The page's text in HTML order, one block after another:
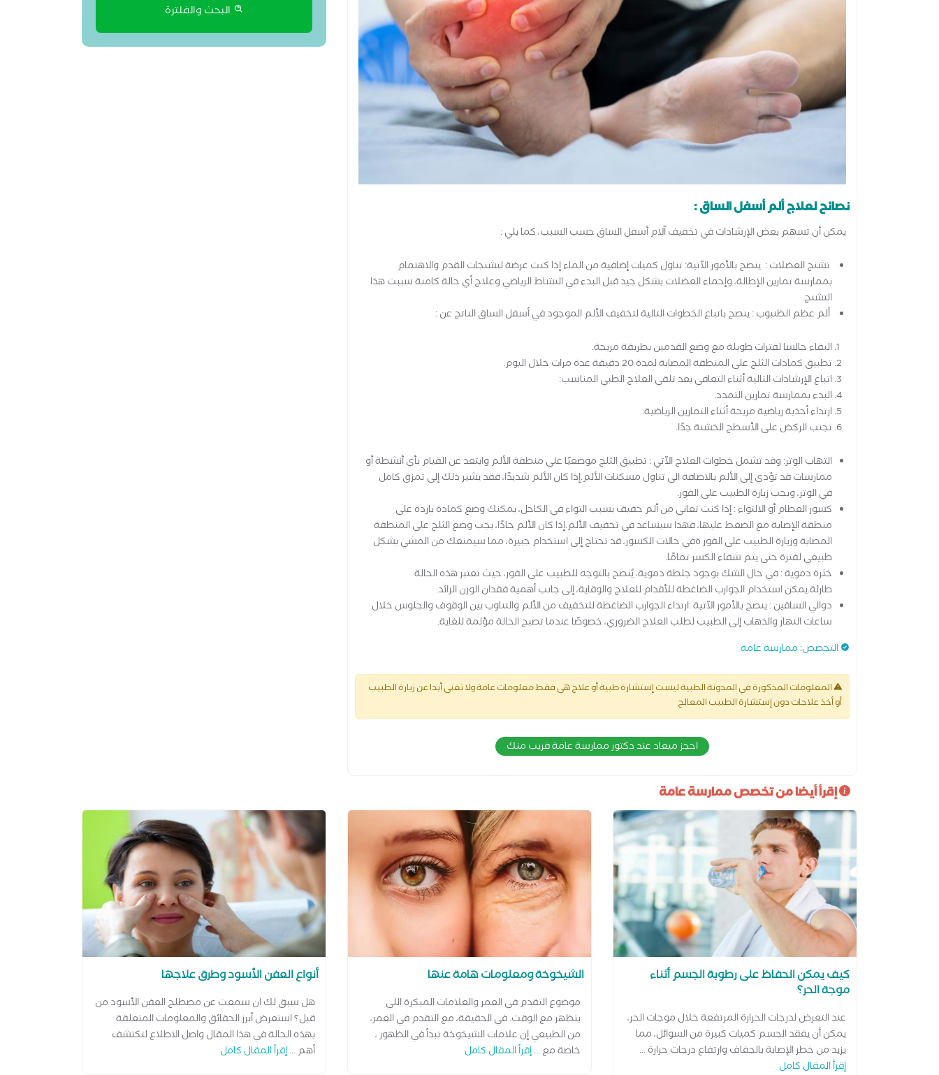
نصائح لعلاج ألم أسفل الساق :
يمكن أن تسهم بعض الإرشادات في تخفيف آلام أسفل الساق حسب السبب، كما يلي :
تشنج العضلات : ينصح بالأمور الآتية: تناول كميات إضافية من الماء إذا كنت عرضة لتشنجات القدم والاهتمام
بممارسة تمارين الإطالة، وإحماء العضلات بشكل جيد قبل البدء في النشاط الرياضي وعلاج أي حالة كامنة سببت هذا
التشنج.
ألم عظم الظنبوب : ينصح باتباع الخطوات التالية لتخفيف الألم الموجود في أسفل الساق الناتج عن :
البقاء جالسا لفترات طويلة مع وضع القدمين بطريقة مريحة.
تطبيق كمادات الثلج على المنطقة المصابة لمدة 20 دقيقة عدة مرات خلال اليوم.
اتباع الإرشادات التالية أثناء التعافي بعد تلقي العلاج الطبي المناسب:
البدء بممارسة تمارين التمدد.
ارتداء أحذية رياضية مريحة أثناء التمارين الرياضية.
تجنب الركض على الأسطح الخشنة جدًا.
التهاب الوتر: وقد تشمل خطوات العلاج الآتي : تطبيق الثلج موضعيًا على منطقة الألم وابتعد عن القيام بأي أنشطة أو
ممارسات قد تؤدي إلى الألم بالاضافه الى تناول مسكنات الألم.إذا كان الألم شديدًا، فقد يشير ذلك إلى تمزق كامل
في الوتر، ويجب زيارة الطبيب على الفور.
كسور العظام أو الالتواء : إذا كنت تعاني من ألم خفيف بسبب التواء في الكاحل، يمكنك وضع كمادة باردة على
منطقة الإصابة مع الضغط عليها، فهذا سيساعد في تخفيف الألم.إذا كان الألم حادًا، يجب وضع الثلج على المنطقة
المصابة وزيارة الطبيب على الفور ةفي حالات الكسور، قد تحتاج إلى استخدام جبيرة، مما سيمنعك من المشي بشكل
طبيعي لفترة حتى يتم شفاء الكسر تمامًا.
خثرة دموية : في حال الشك بوجود جلطة دموية، يُنصح بالتوجه للطبيب على الفور، حيث تعتبر هذه الحالة
طارئة.يمكن استخدام الجوارب الضاغطة للأقدام للعلاج والوقاية، إلى جانب أهمية فقدان الوزن الزائد.
دوالي الساقين : ينصح بالأمور الآتية :ارتداء الجوارب الضاغطة للتخفيف من الألم والتناوب بين الوقوف والجلوس خلال
ساعات النهار والذهاب إلى الطبيب لطلب العلاج الضروري، خصوصًا عندما تصبح الحالة مؤلمة للغاية.
التخصص: ممارسة عامة
المعلومات المذكورة في المدونة الطبية ليست إستشارة طبية أو علاج هي فقط معلومات عامة ولا تغني أبدا عن زيارة الطبيب
أو أخذ علاجات دون إستشارة الطبيب المعالج
احجز ميعاد عند دكتور ممارسة عامة قريب منك
البحث والفلترة
إقرأ أيضا من تخصص ممارسة عامة
كيف يمكن الحفاظ على رطوبة الجسم أثناء
موجة الحر؟
عند التعرض لدرجات الحرارة المرتفعة خلال موجات الحر،
يمكن أن يفقد الجسم كميات كبيرة من السوائل، مما
يزيد من خطر الإصابة بالجفاف وارتفاع درجات حرارة ...
إقرأ المقال كامل
الشيخوخة ومعلومات هامة عنها
موضوع التقدم في العمر والعلامات المبكرة اللي
بتظهر مع الوقت. في الحقيقة، مع التقدم في العمر،
من الطبيعي إن علامات الشيخوخة تبدأ في الظهور ،
خاصة مع ...إقرأ المقال كامل
أنواع العفن الأسود وطرق علاجها
هل سبق لك ان سمعت عن مصطلح العفن الأسود من
قبل؟ استعرض أبرز الحقائق والمعلومات المتعلقة
بهذه الحالة في هذا المقال واصل الاطلاع لتكتشف
أهم ...إقرأ المقال كامل